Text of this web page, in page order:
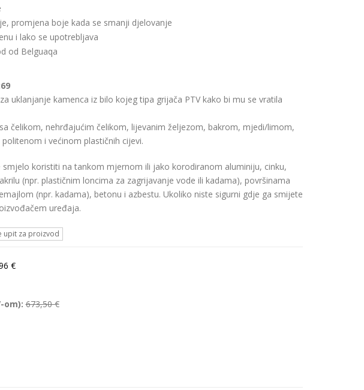
promjena boje kada se smanji djelovanje
i lako se upotrebljava
od Belguaqa
uklanjanje kamenca iz bilo kojeg tipa grijača PTV kako bi mu se vratila
čelikom, nehrđajućim čelikom, lijevanim željezom, bakrom, mjedi/limom,
i većinom plastičnih cijevi.
smjelo koristiti na tankom mjernom ili jako korodiranom aluminiju, cinku,
(npr. plastičnim loncima za zagrijavanje vode ili kadama), površinama
(npr. kadama), betonu i azbestu. Ukoliko niste sigurni gdje ga smijete
uređaja.
upit za proizvod
€
om): 673,50 €